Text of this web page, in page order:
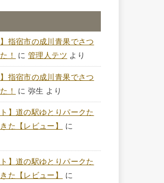
指宿市の成川青果でさつ
！
に管理人テツ より
指宿市の成川青果でさつ
！
に弥生 より
】道の駅ゆとりパークた
た【レビュー】
に
】道の駅ゆとりパークた
た【レビュー】
に